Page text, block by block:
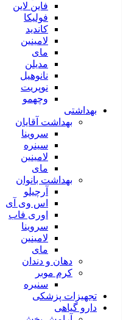
فاین لاین
فولیکا
کاندید
لامینین
مای
مدیلن
نانوهیل
نوپریت
وچهمو
بهداشتی
بهداشت آقایان
سروینا
سینره
لامینین
مای
بهداشت بانوان
آرچیلو
اس وی آی
اوری فاب
سروینا
لامینین
مای
دهان و دندان
کرم موبر
سنیره
تجهیزات پزشکی
دارو گیاهی